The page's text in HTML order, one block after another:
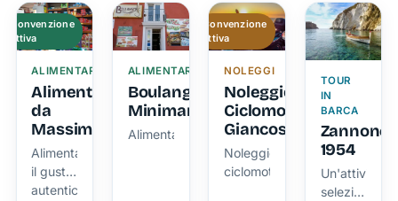
tuo
benessere
quotidiano
vacanza
ALIMENTARI
Alimentari
da
Massimo
Alimentari
il gusto
autentico
Convenzione
attiva
ALIMENTARI
Boulangerie
Minimarket
Alimentari
NOLEGGI
Noleggio
Ciclomotori
Giancos
Noleggio
ciclomotori
Convenzione
attiva
TOUR
IN
BARCA
Zannone
1954
Un'attività
selezionata